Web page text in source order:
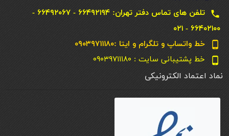
local_phone
تلفن های تماس دفتر تهران: ۶۶۴۹۲۱۹۴ - ۶۶۴۹۲۰۶۷ -
۶۶۴۰۲۱۰۰ - ۰۲۱
phone_android خط واتساپ و تلگرام و ایتا :۰۹۰۳۹۷۱۱۱۸۰
phone_android خط پشتیبانی سایت : ۰۹۰۳۹۷۱۱۱۸۰
نماد اعتماد الکترونیکی